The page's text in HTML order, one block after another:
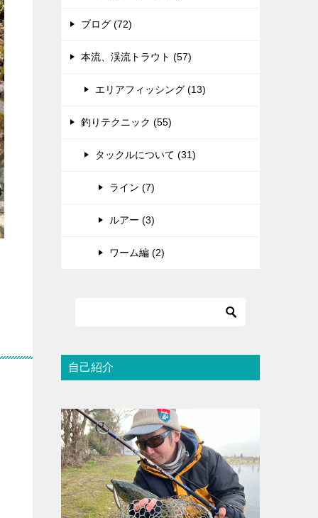
ブログ (72)
本流、渓流トラウト (57)
エリアフィッシング (13)
釣りテクニック (55)
タックルについて (31)
ライン (7)
ルアー (3)
ワーム編 (2)
自己紹介